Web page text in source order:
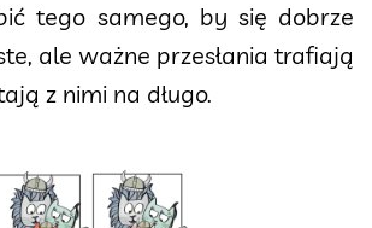
tego samego, by się dobrze
ale ważne przesłania trafiają
z nimi na długo.